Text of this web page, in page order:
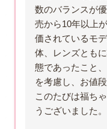
数のバランスが
売から10年以上
価されているモ
体、レンズとも
態であったこと
を考慮し、お値
このたびは福ち
うございました。